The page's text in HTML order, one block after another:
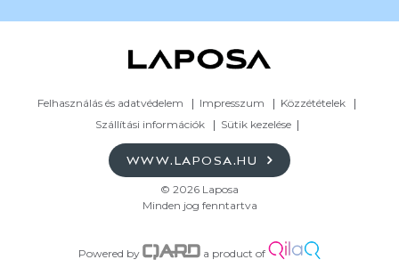
Felhasználás és adatvédelem Impresszum
Közzétételek
Szállítási információk
Sütik kezelése
WWW.LAPOSA.HU
© 2026 Laposa
Minden jog fenntartva
Powered by a product of